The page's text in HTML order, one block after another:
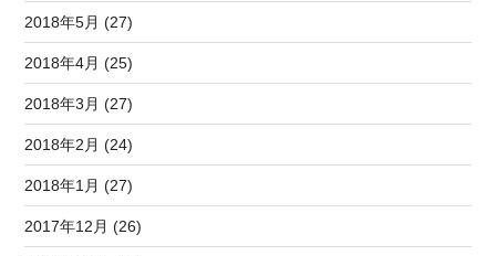
2018年5月 (27)
2018年4月 (25)
2018年3月 (27)
2018年2月 (24)
2018年1月 (27)
2017年12月 (26)